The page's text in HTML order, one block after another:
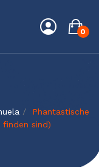
0
Phantastische
sind)